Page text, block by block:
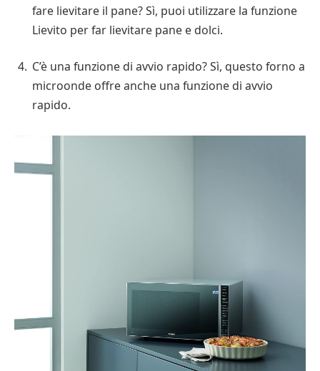
fare lievitare il pane? Sì, puoi utilizzare la funzione
Lievito per far lievitare pane e dolci.
C’è una funzione di avvio rapido? Sì, questo forno a
microonde offre anche una funzione di avvio
rapido.